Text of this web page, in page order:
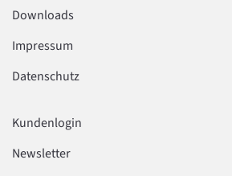
Downloads
Impressum
Datenschutz
Kundenlogin
Newsletter